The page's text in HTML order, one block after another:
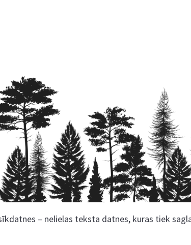
– nelielas teksta datnes, kuras tiek